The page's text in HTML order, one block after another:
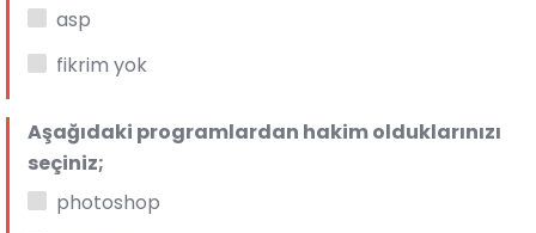
asp
fikrim yok
Aşağıdaki programlardan hakim olduklarınızı
seçiniz;
photoshop